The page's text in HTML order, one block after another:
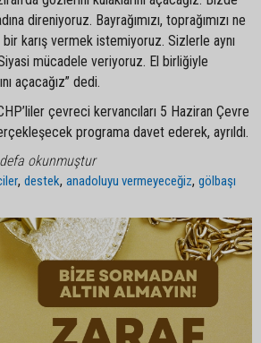
direniyoruz. Bayrağımızı, toprağımızı ne
bir karış vermek istemiyoruz. Sizlerle aynı
mücadele veriyoruz. El birliğiyle
açacağız” dedi.
çevreci kervancıları 5 Haziran Çevre
programa davet ederek, ayrıldı.
okunmuştur
,destek,anadoluyu vermeyeceğiz,gölbaşı